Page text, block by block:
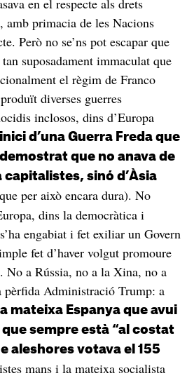
en el respecte als drets
amb primacia de les Nacions
Però no se’ns pot escapar que
suposadament immaculat que
el règim de Franco
diverses guerres
inclosos, dins d’Europa
d’una Guerra Freda que
que no anava de
sinó d’Àsia
per això encara dura). No
dins la democràtica i
engabiat i fet exiliar un Govern
fet d’haver volgut promoure
No a Rússia, no a la Xina, no a
pèrfida Administració Trump: a
mateixa Espanya que avui
sempre està “al costat
aleshores votava el 155
mans i la mateixa socialista